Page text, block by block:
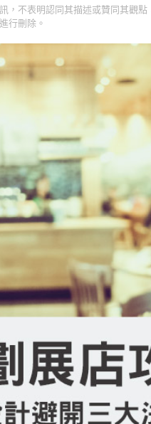
，不表明認同其描述或贊同其觀
行刪除。